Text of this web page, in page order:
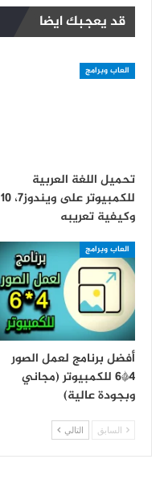
قد يعجبك ايضا
العاب وبرامج
تحميل اللغة العربية
للكمبيوتر على ويندوز7، 10
وكيفية تعريبه
العاب وبرامج
أفضل برنامج لعمل الصور
4*6 للكمبيوتر (مجاني
وبجودة عالية)
السابق التالي